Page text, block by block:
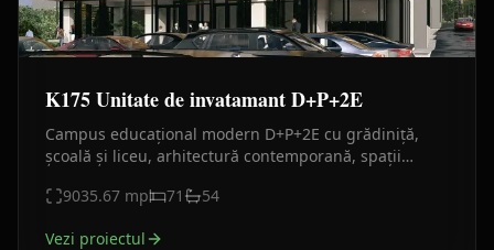
K175 Unitate de invatamant D+P+2E
Campus educațional modern D+P+2E cu grădiniță,
școală și liceu, arhitectură contemporană, spații
9035.67 mp 71 54
Vezi proiectul